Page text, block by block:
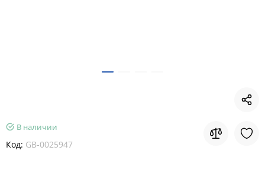
В наличии
Код: GB-0025947